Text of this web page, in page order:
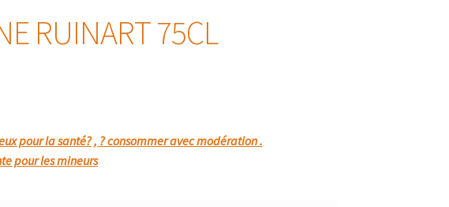
RUINART 75CL
pour la santé? , ? consommer avec modération .
pour les mineurs